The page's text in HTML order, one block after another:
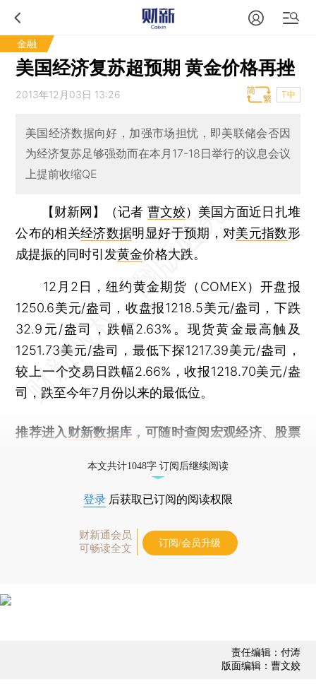
金融
美国经济复苏超预期 黄金价格再挫
2013年12月03日 13:26 T中
美国经济数据向好，加强市场担忧，即美联储会否因
为经济复苏足够强劲而在本月17-18日举行的议息会议
上提前收缩QE
【财新网】（记者 曹文姣） 美国方面近日扎堆
公布的相关经济数据明显好于预期，对美元指数形
成提振的同时引发黄金价格大跌。
12月2日，纽约黄金期货（COMEX）开盘报
1250.6美元/盎司，收盘报1218.5美元/盎司，下跌
32.9元/盎司，跌幅2.63%。现货黄金最高触及
1251.73美元/盎司，最低下探1217.39美元/盎司，
较上一个交易日跌幅2.66%，收报1218.70美元/盎
司，跌至今年7月份以来的最低位。
推荐进入 财新数据库 ，可随时查阅宏观经济、股票
本文共计1048字 订阅后继续阅读
登录 后获取已订阅的阅读权限
财新通会员
可畅读全文
订阅/会员升级
责任编辑：付涛
版面编辑：曹文姣